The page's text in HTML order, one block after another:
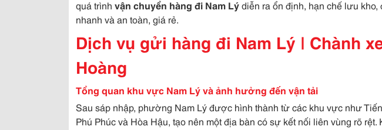
quá trình vận chuyển hàng đi Nam Lýdiễn ra ổn định, hạn chế lưu
nhanh và an toàn, giá rẻ.
Dịch vụ gửi hàng đi Nam Lý | Chành
Hoàng
Tổng quan khu vực Nam Lý và ảnh hưởng đến vận tải
Sau sáp nhập, phường Nam Lý được hình thành từ các khu vực như
Phú Phúc và Hòa Hậu, tạo nên một địa bàn có sự kết nối liên vùng rõ